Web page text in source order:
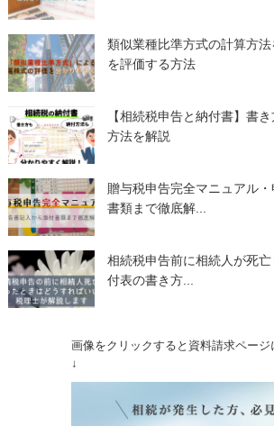
類似業種比準方式の計算方
を評価する方法
【相続税申告と納付書】書
方法を解説
贈与税申告完全マニュアル
書類まで徹底解...
相続税申告前に相続人が死
付表の書き方...
画像をクリックすると資料請求ページ
↓